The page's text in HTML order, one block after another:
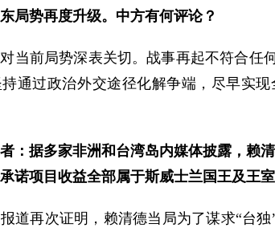
局势再度升级。中方有何评论？
当前局势深表关切。战事再起不符合任
通过政治外交途径化解争端，尽早实
：据多家非洲和台湾岛内媒体披露，赖
诺项目收益全部属于斯威士兰国王及王
道再次证明，赖清德当局为了谋求“台